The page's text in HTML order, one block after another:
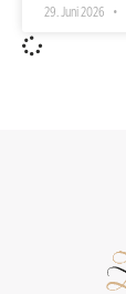
29. Juni 2026